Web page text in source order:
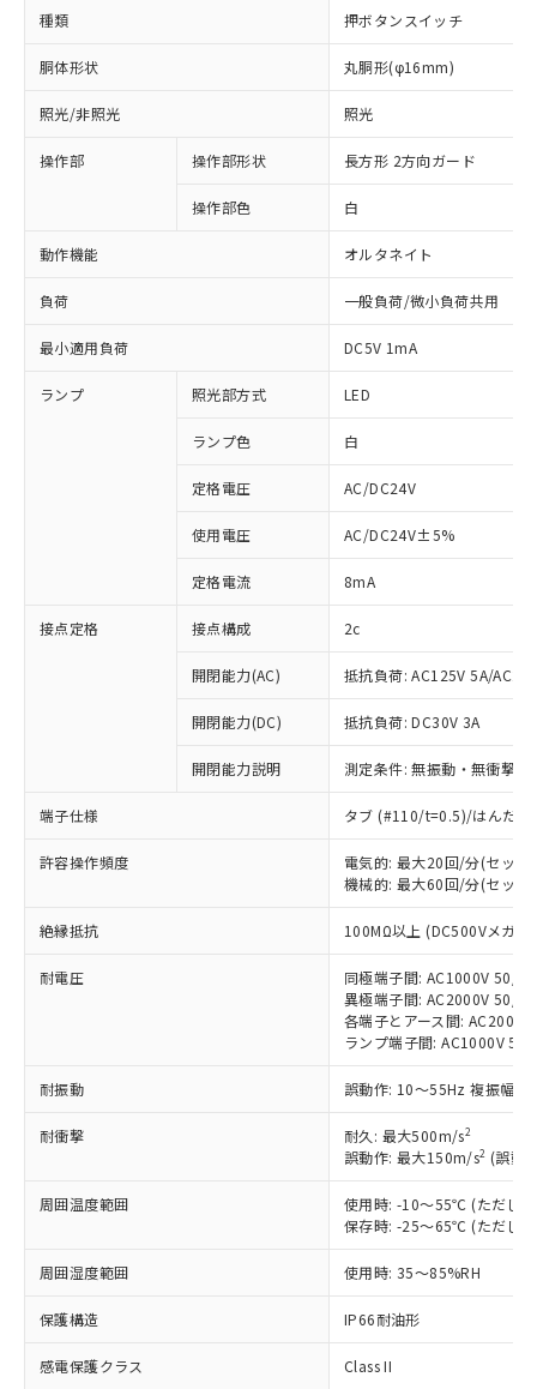
種類 押ボタンスイッチ
胴体形状 丸胴形(φ16mm)
照光/非照光 照光
操作部 操作部形状 長方形 2方向ガード
操作部色 白
動作機能 オルタネイト
負荷 一般負荷/微小負荷共用
最小適用負荷 DC5V 1mA
ランプ 照光部方式 LED
ランプ色 白
定格電圧 AC/DC24V
使用電圧 AC/DC24V±5%
定格電流 8mA
接点定格 接点構成 2c
開閉能力(AC) 抵抗負荷: AC125V 5A/
開閉能力(DC) 抵抗負荷: DC30V 3A
開閉能力説明 測定条件: 無振動・無衝撃
端子仕様 タブ (#110/t=0.5)/はんだづ
許容操作頻度
電気的: 最大20回/分(セット
機械的: 最大60回/分(セット
絶縁抵抗 100MΩ以上 (DC500Vメガ)
耐電圧
同極端子間: AC1000V 50/
異極端子間: AC2000V 50/
各端子とアース間:
ランプ端子間: AC1000V
耐振動 誤動作: 10～55Hz 複振幅
耐衝撃 耐久: 最大500m/s2
誤動作: 最大150m/s2 (誤動
周囲温度範囲
使用時: -10～55℃ (ただし
保存時: -25～65℃ (ただし
周囲湿度範囲 使用時: 35～85%RH
保護構造 IP66耐油形
感電保護クラス Class II
以下の条件をお読みいただき、同意のうえ
本サービスは、当社制御機器事業取扱
商品の当社在庫状況および標準価格
(税抜)を提供させていただくもので
当社制御機器事業取扱商品の中には、
本サービスの対象外となる商品もある
在庫状況および標準価格照会結果は、
記載している更新日時点での社内デー
タに基づき作成されるものであり、閲
覧された時点での実際の在庫および標
※1 対応状況
対応済み：EU RoHS指令（10物質）の
非含有に対応した製品が提供可能な商品で
す。
対応予定：EU RoHS指令（10物質）の非含
有に対応した製品に切り替える予定のある
対応予定なし：EU RoHS指令（10物質）の
調査・確認中：EU RoHS指令（10物質）の
非含有の対応状況を調査中または確認中の
非該当品：ライセンス料など無形物で、有
害物質有無と関係のない商品です。
仕入先様の事情により、非含有部品として
いたものが、含有品と判明した場合などや
むを得ず変更することがあります。
ミウム(Cd) 100ppm以下、
「○」：最大均質材料含有率が中国RoHSの
基準値以下であることを示します。
「×」：最大均質材料含有率が中国RoHSの
基準値を超えていることを示します。
「－」：未確認です。当社販売部門へお問
*中国RoHS10物質の基準値 (GB/T26572)：
Pb(鉛) :1000ppm、 Hg(水銀) : 1000ppm、 Cd(カドミウ
当社は、これら貴社製品のうち、外国
為替および外国貿易法に定める商品
（以下｢規制貨物等」という）を輸出
または国外への提供する場合は、日本
国政府の輸出許可(または役務取引許
号